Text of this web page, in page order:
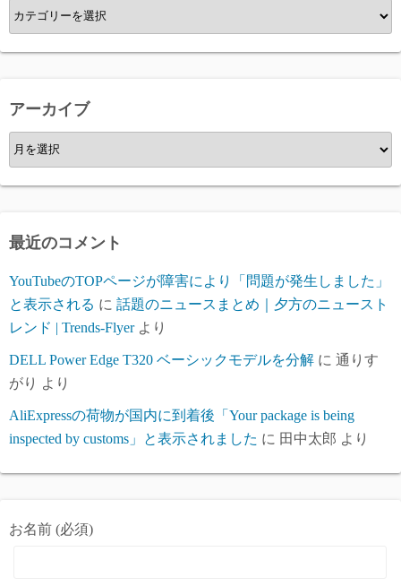
カ
テ
ゴ
ー
アーカイブ
ア
ー
カ
ブ
最近のコメント
YouTubeのTOPページが障害により「問題が発生しました」
と表示される に 話題のニュースまとめ｜夕方のニュースト
レンド | Trends-Flyerより
DELL Power Edge T320 ベーシックモデルを分解 に 通りす
がり より
AliExpressの荷物が国内に到着後「Your package is being
inspected by customs」と表示されました に 田中太郎 より
お名前 (必須)